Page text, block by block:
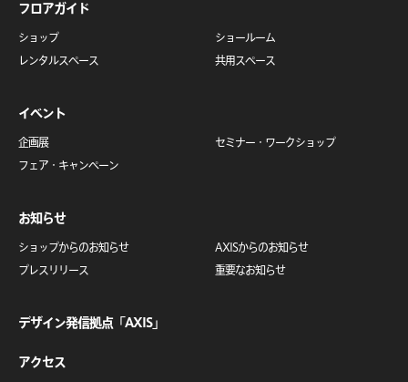
フロアガイド
ショップ ショールーム
レンタルスペース 共用スペース
イベント
企画展 セミナー・ ワークショップ
フェア・キャンペーン
お知らせ
ショップからのお知らせ AXISからのお知らせ
プレスリリース 重要なお知らせ
デザイン発信拠点「AXIS」
アクセス